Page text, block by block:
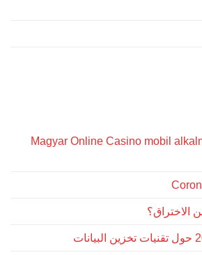
Magyar Online Casino mobil
الاختراق؟